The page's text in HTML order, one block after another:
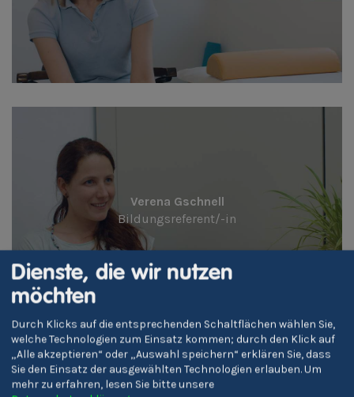
Verena Gschnell
Bildungsreferent/-in
Dienste, die wir nutzen
möchten
Durch Klicks auf die entsprechenden Schaltflächen wählen Sie,
welche Technologien zum Einsatz kommen; durch den Klick auf
„Alle akzeptieren“ oder „Auswahl speichern“ erklären Sie, dass
Sie den Einsatz der ausgewählten Technologien erlauben.Um
mehr zu erfahren, lesen Sie bitte unsere